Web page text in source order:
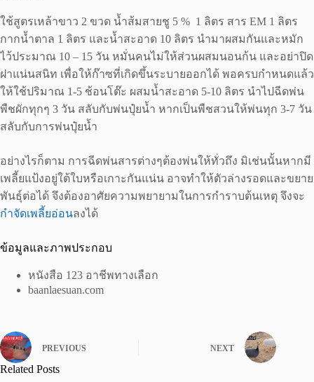
ใช้สูตรเหล้าขาว 2 ขวด น้ำส้มสายชู 5 % 1 ลิตร สาร EM 1 ลิตร
กากน้ำตาล 1 ลิตร และน้ำสะอาด 10 ลิตร นำมาผสมกันและหมัก
ไว้ประมาณ 10 – 15 วัน หมั่นคนไม่ให้ส่วนผสมนอนก้น และอย่าปิด
ฝาแน่นสนิท เพื่อให้ก๊าซที่เกิดขึ้นระบายออกได้ พอครบกำหนดแล้ว
ให้ใช้ปริมาณ 1-5 ช้อนโต๊ะ ผสมน้ำสะอาด 5-10 ลิตร นำไปฉีดพ่น
พืชผักทุกๆ 3 วัน สลับกับพ่นปุ๋ยน้ำ หากเป็นพืชสวนให้พ่นทุก 3-7 วัน
สลับกับการพ่นปุ๋ยน้ำ
อย่างไรก็ตาม การฉีดพ่นสารต่างๆต้องพ่นให้ทั่วถึง มิเช่นนั้นหากมี
เพลี้ยแป้งอยู่ใต้ใบหรือเกาะกันแน่น อาจทำให้ตัวล่างรอดและขยาย
พันธุ์ต่อได้ จึงต้องอาศัยความพยายามในการกำราบต้นเหตุ จึงจะ
กำจัดเพลี้ยอ่อนลงได้
ข้อมูลและภาพประกอบ
หนังสือ 123 อาชีพทางเลือก
baanlaesuan.com
PREVIOUS NEXT
Related Posts